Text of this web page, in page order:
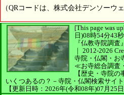
（QRコードは、株式会社デンソーウ
[This page was
日)08時54分43
『仏教寺院調査
｜ 2012-2026
寺院・仏閣・お
≪お寺総合調査・
【歴史・寺院の
いくつあるの？－寺院・仏閣検索サイ
【更新日時：2026年(令和08年)07月25